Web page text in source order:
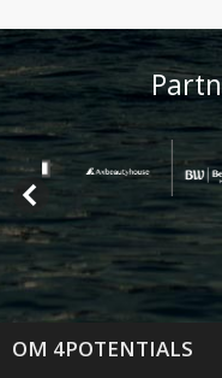
OM 4POTENTIALS